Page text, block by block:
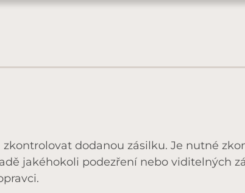
dodanou zásilku. Je nutné
jakéhokoli podezření nebo viditelných